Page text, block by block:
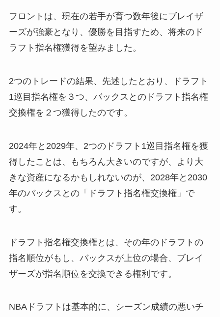
フロントは、現在の若手が育つ数年後にブレイザ
ーズが強豪となり、優勝を目指すため、将来のド
ラフト指名権獲得を望みました。
2つのトレードの結果、先述したとおり、ドラフト
1巡目指名権を３つ、バックスとのドラフト指名権
交換権を２つ獲得したのです。
2024年と2029年、2つのドラフト1巡目指名権を獲
得したことは、もちろん大きいのですが、より大
きな資産になるかもしれないのが、2028年と2030
年のバックスとの「ドラフト指名権交換権」で
す。
ドラフト指名権交換権とは、その年のドラフトの
指名順位がもし、バックスが上位の場合、ブレイ
ザーズが指名順位を交換できる権利です。
NBAドラフトは基本的に、シーズン成績の悪いチ